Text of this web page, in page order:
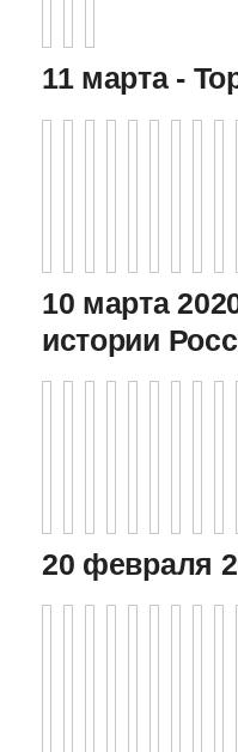
11 марта -
10 марта
истории
20 февраля